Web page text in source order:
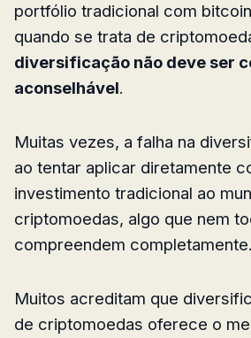
portfólio tradicional com
quando se trata de
diversificação não deve ser
aconselhável.
Muitas vezes, a falha na
ao tentar aplicar diretamente
investimento tradicional ao
criptomoedas, algo que nem
compreendem completamente.
Muitos acreditam que
de criptomoedas oferece o